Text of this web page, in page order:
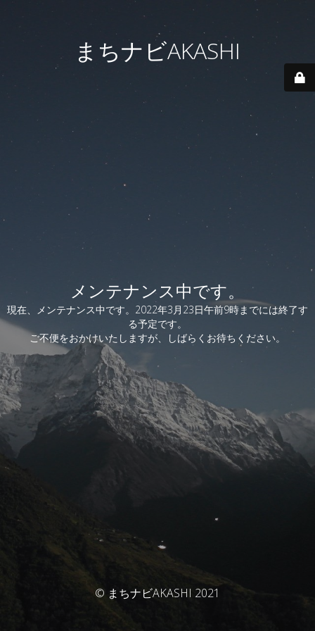
まちナビAKASHI
メンテナンス中です。
現在、メンテナンス中です。2022年3月23日午前9時までには終了す
る予定です。
ご不便をおかけいたしますが、しばらくお待ちください。
© まちナビAKASHI 2021